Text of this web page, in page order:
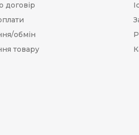
договір
обмін
товару